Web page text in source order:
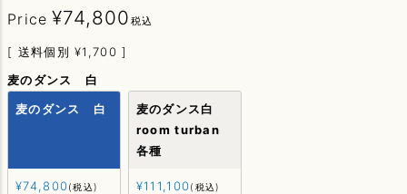
Price ¥74,800 税込
送料個別 ¥1,700
麦のダンス 白
麦のダンス 白
¥74,800 税込
麦のダンス白
room turban
各種
¥111,100 税込